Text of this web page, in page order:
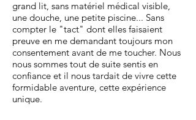
grand lit, sans matériel médical visible,
une douche, une petite piscine... Sans
compter le "tact" dont elles faisaient
preuve en me demandant toujours mon
consentement avant de me toucher. Nous
nous sommes tout de suite sentis en
confiance et il nous tardait de vivre cette
formidable aventure, cette expérience
unique.